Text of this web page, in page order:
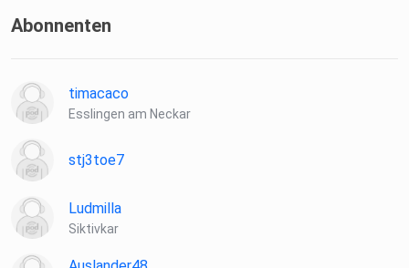
Abonnenten
timacaco
Esslingen am Neckar
stj3toe7
Ludmilla
Siktivkar